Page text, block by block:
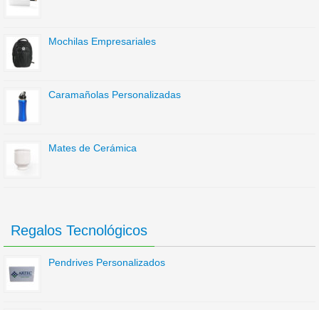
Mochilas Empresariales
Caramañolas Personalizadas
Mates de Cerámica
Regalos Tecnológicos
Pendrives Personalizados